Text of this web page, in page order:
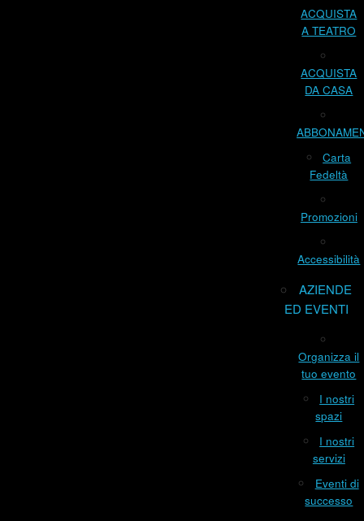
ACQUISTA
A TEATRO
ACQUISTA
DA CASA
Carta
Fedeltà
Promozioni
Accessibilità
AZIENDE
ED EVENTI
Organizza il
tuo evento
I nostri
spazi
I nostri
servizi
Eventi di
successo